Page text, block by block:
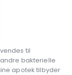
til
bakterielle
apotek tilbyder